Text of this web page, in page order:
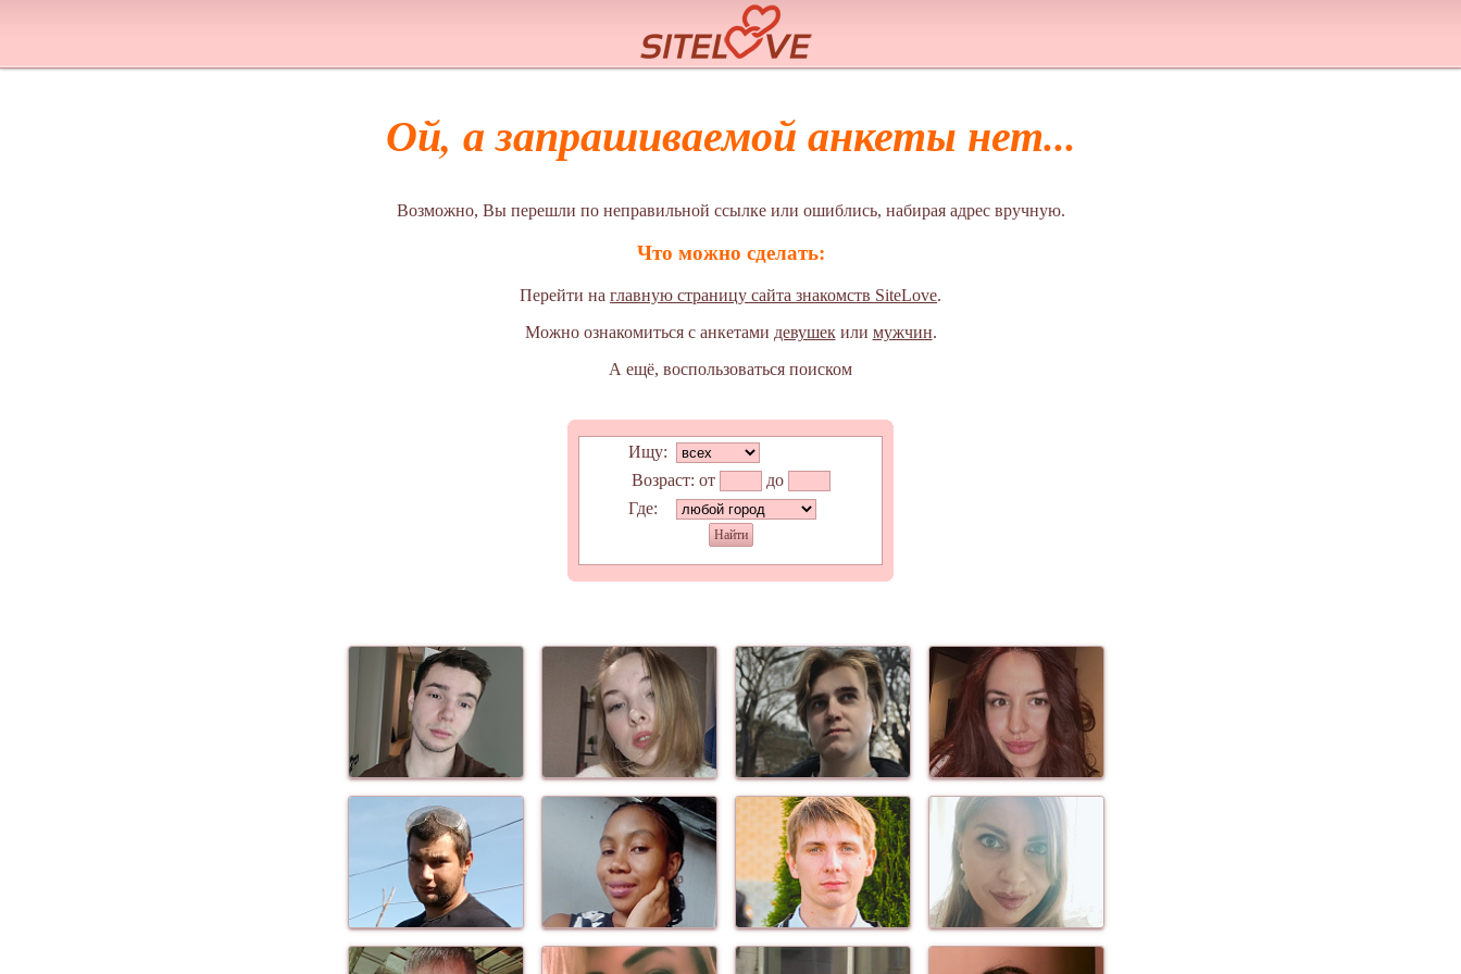
Ой, а запрашиваемой анкеты нет...
Возможно, Вы перешли по неправильной ссылке или ошиблись, набирая адрес вручную.
Что можно сделать:
Перейти на главную страницу сайта знакомств SiteLove.
Можно ознакомиться с анкетами девушекили мужчин.
А ещё, воспользоваться поиском
Ищу:
Возраст: от
до
Где:
Найти